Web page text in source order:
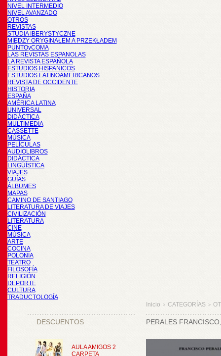
NIVEL INTERMEDIO
NIVEL AVANZADO
OTROS
REVISTAS
STUDIA IBERYSTYCZNE
MIĘDZY ORYGINAŁEM A PRZEKŁADEM
PUNTOyCOMA
LAS REVISTAS ESPANOLAS
LA REVISTA ESPAÑOLA
ESTUDIOS HISPANICOS
ESTUDIOS LATINOAMERICANOS
REVISTA DE OCCIDENTE
HISTORIA
ESPAÑA
AMÉRICA LATINA
UNIVERSAL
DIDÁCTICA
MULTIMEDIA
CASSETTE
MÚSICA
PELÍCULAS
AUDIOLIBROS
DIDÁCTICA
LINGÜÍSTICA
VIAJES
GUÍAS
ÁLBUMES
MAPAS
CAMINO DE SANTIAGO
LITERATURA DE VIAJES
CIVILIZACIÓN
LITERATURA
CINE
MÚSICA
ARTE
COCINA
POLONIA
TEATRO
FILOSOFÍA
RELIGIÓN
DEPORTE
CULTURA
TRADUCTOLOGÍA
DESCUENTOS
AULA AMIGOS 2
CARPETA
Inicio > CATEGORÍAS >
PERALES